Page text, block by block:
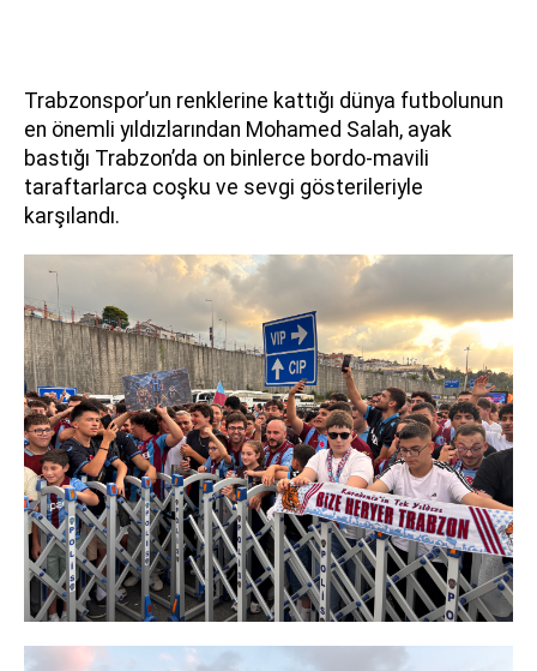
Trabzonspor’un renklerine kattığı dünya futbolunun
en önemli yıldızlarından Mohamed Salah, ayak
bastığı Trabzon’da on binlerce bordo-mavili
taraftarlarca coşku ve sevgi gösterileriyle
karşılandı.